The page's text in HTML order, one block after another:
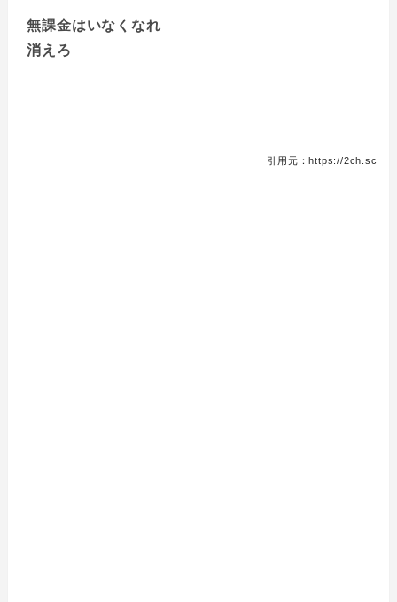
無課金はいなくなれ
消えろ
引用元：https://2ch.sc